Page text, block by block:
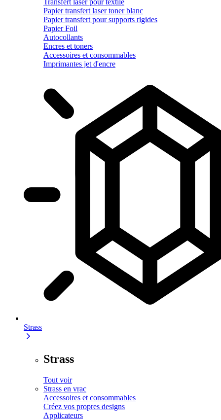
Papier transfert laser toner blanc
Papier transfert pour supports rigides
Papier Foil
Autocollants
Encres et toners
Accessoires et consommables
Imprimantes jet d'encre
Strass
Strass
Tout voir
Strass en vrac
Accessoires et consommables
Créez vos propres designs
Applicateurs